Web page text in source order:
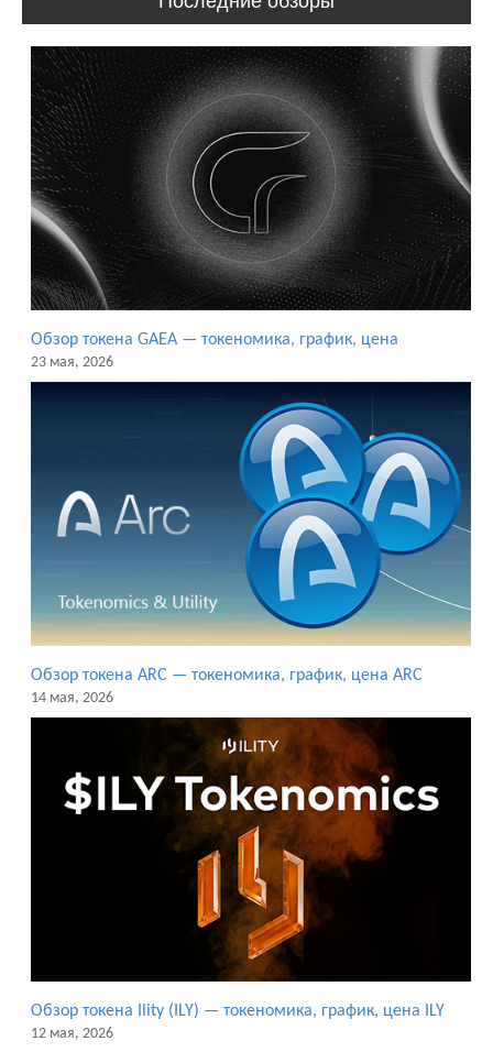
Обзор токена GAEA — токеномика, график, цена
23 мая, 2026
Обзор токена ARC — токеномика, график, цена ARC
14 мая, 2026
Обзор токена Ility (ILY) — токеномика, график, цена ILY
12 мая, 2026